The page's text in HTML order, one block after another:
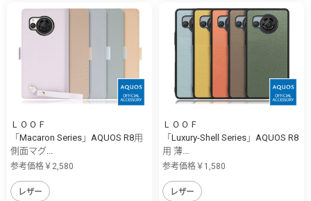
ＬＯＯＦ
「Macaron Series」AQUOS R8用
側面マグ...
参考価格￥2,580
レザー
ＬＯＯＦ
「Luxury-Shell Series」AQUOS R8
用 薄...
参考価格￥1,580
レザー